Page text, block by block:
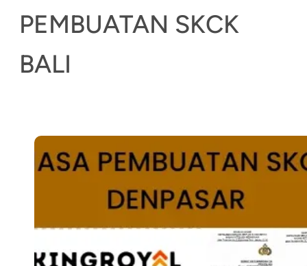
PEMBUATAN SKCK
BALI